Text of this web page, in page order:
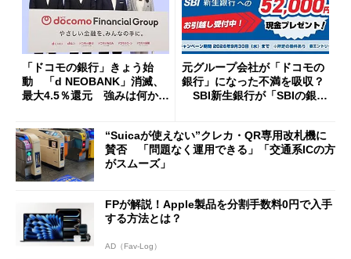
「ドコモの銀行」きょう始
動 「d NEOBANK」消滅、
最大4.5％還元 強みは何か解
元グループ会社が「ドコモの
銀行」になった不満を吸収？
SBI新生銀行が「SBIの銀
開催
“Suicaが使えない”クレカ・QR専用改札機に
賛否 「問題なく運用できる」「交通系ICの方
がスムーズ」
FPが解説！Apple製品を分割手数料0円で入手
する方法とは？
AD（Fav-Log）